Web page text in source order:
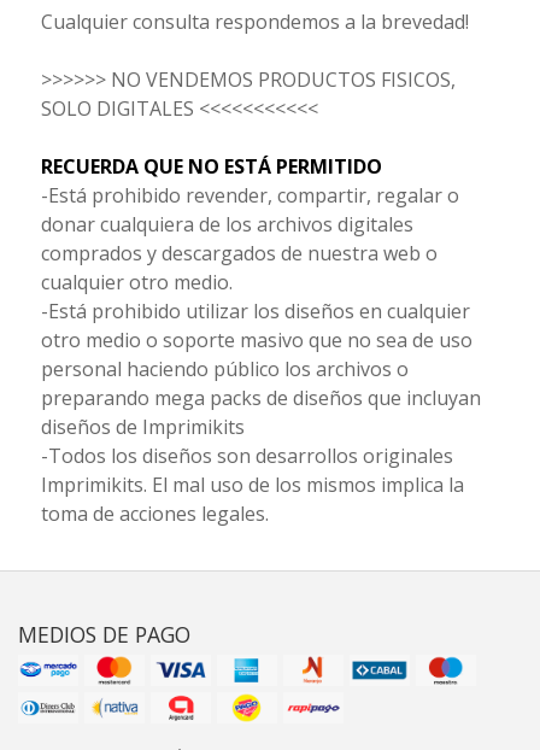
Cualquier consulta respondemos a la brevedad!
>>>>>> NO VENDEMOS PRODUCTOS FISICOS,
SOLO DIGITALES <<<<<<<<<<<
RECUERDA QUE NO ESTÁ PERMITIDO
-Está prohibido revender, compartir, regalar o
donar cualquiera de los archivos digitales
comprados y descargados de nuestra web o
cualquier otro medio.
-Está prohibido utilizar los diseños en cualquier
otro medio o soporte masivo que no sea de uso
personal haciendo público los archivos o
preparando mega packs de diseños que incluyan
diseños de Imprimikits
-Todos los diseños son desarrollos originales
Imprimikits. El mal uso de los mismos implica la
toma de acciones legales.
MEDIOS DE PAGO